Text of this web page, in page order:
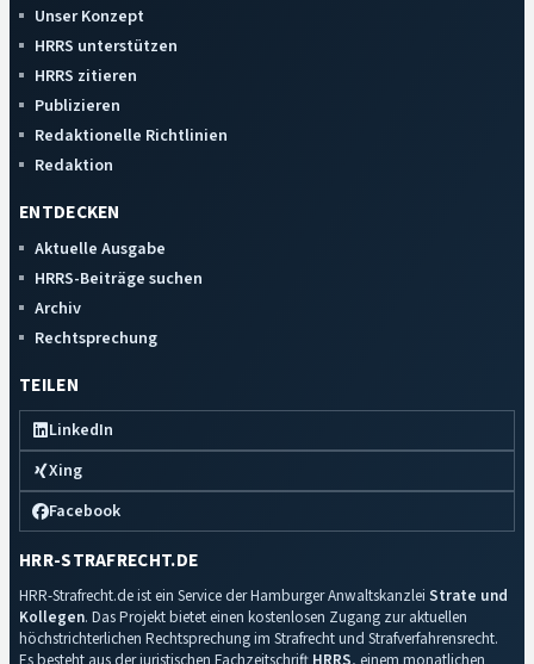
Unser Konzept
HRRS unterstützen
HRRS zitieren
Publizieren
Redaktionelle Richtlinien
Redaktion
ENTDECKEN
Aktuelle Ausgabe
HRRS-Beiträge suchen
Archiv
Rechtsprechung
TEILEN
LinkedIn
Xing
Facebook
HRR-STRAFRECHT.DE
HRR-Strafrecht.de ist ein Service der Hamburger Anwaltskanzlei Strate und
Kollegen. Das Projekt bietet einen kostenlosen Zugang zur aktuellen
höchstrichterlichen Rechtsprechung im Strafrecht und Strafverfahrensrecht.